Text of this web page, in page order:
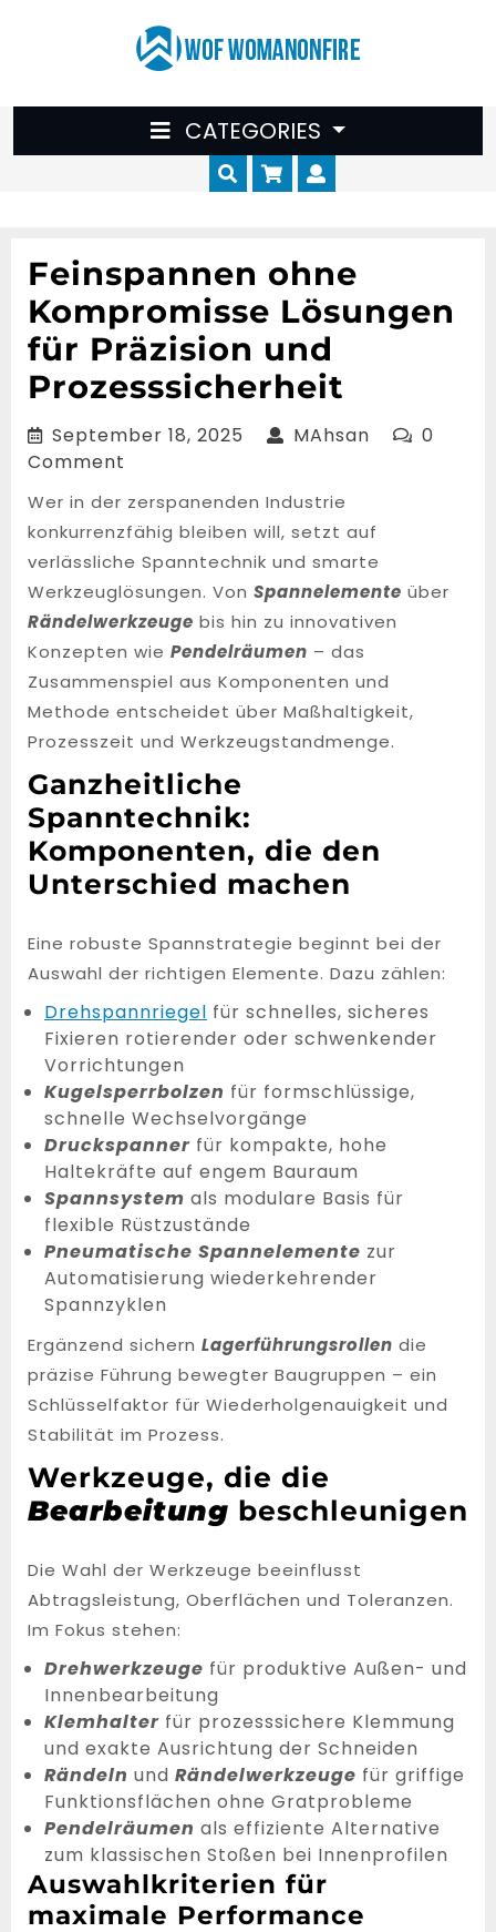
CATEGORIES
Cart
Feinspannen ohne
Kompromisse Lösungen
für Präzision und
Prozesssicherheit
September 18, 2025 September
MAhsan MAhsan
0
Comment
Wer in der zerspanenden Industrie
konkurrenzfähig bleiben will, setzt auf
verlässliche Spanntechnik und smarte
Werkzeuglösungen. Von Spannelemente über
Rändelwerkzeuge bis hin zu innovativen
Konzepten wie Pendelräumen – das
Zusammenspiel aus Komponenten und
Methode entscheidet über Maßhaltigkeit,
Prozesszeit und Werkzeugstandmenge.
Ganzheitliche
Spanntechnik:
Komponenten, die den
Unterschied machen
Eine robuste Spannstrategie beginnt bei der
Auswahl der richtigen Elemente. Dazu zählen:
Drehspannriegel für schnelles, sicheres
Fixieren rotierender oder schwenkender
Vorrichtungen
Kugelsperrbolzen für formschlüssige,
schnelle Wechselvorgänge
Druckspanner für kompakte, hohe
Haltekräfte auf engem Bauraum
Spannsystem als modulare Basis für
flexible Rüstzustände
Pneumatische Spannelemente zur
Automatisierung wiederkehrender
Spannzyklen
Ergänzend sichern Lagerführungsrollen die
präzise Führung bewegter Baugruppen – ein
Schlüsselfaktor für Wiederholgenauigkeit und
Stabilität im Prozess.
Werkzeuge, die die
Bearbeitung beschleunigen
Die Wahl der Werkzeuge beeinflusst
Abtragsleistung, Oberflächen und Toleranzen.
Im Fokus stehen:
Drehwerkzeuge für produktive Außen- und
Innenbearbeitung
Klemhalter für prozesssichere Klemmung
und exakte Ausrichtung der Schneiden
Rändeln und Rändelwerkzeuge für griffige
Funktionsflächen ohne Gratprobleme
Pendelräumen als effiziente Alternative
zum klassischen Stoßen bei Innenprofilen
Auswahlkriterien für
maximale Performance